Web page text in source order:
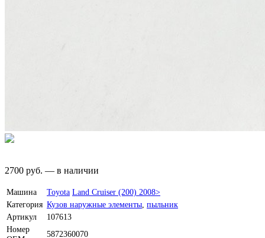
2700 руб. — в наличии
Машина Toyota Land Cruiser (200) 2008>
Категория Кузов наружные элементы пыльник
Артикул
107613
Номер
5872360070